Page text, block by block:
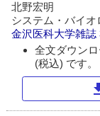
北野宏明
システム・バイ
金沢医科大学雑誌
全文ダウン
(税込) です。